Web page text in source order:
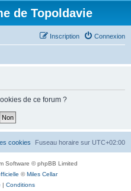
de Topoldavie
Connexion
Inscription
de ce forum ?
Fuseau horaire sur UTC+02:00
cookies
Software © phpBB Limited
©Miles Cellar
| Conditions